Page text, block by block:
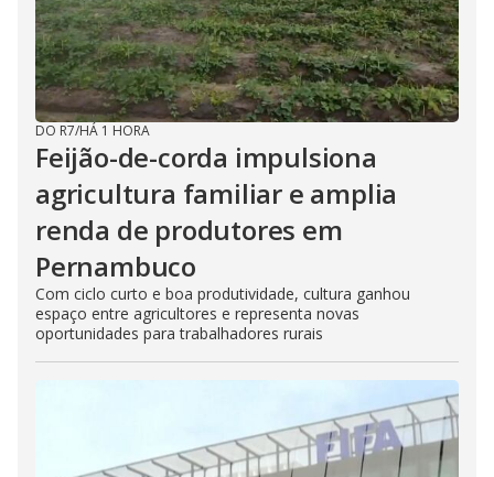
DO R7/HÁ 1 HORA
Feijão-de-corda impulsiona
agricultura familiar e amplia
renda de produtores em
Pernambuco
Com ciclo curto e boa produtividade, cultura ganhou
espaço entre agricultores e representa novas
oportunidades para trabalhadores rurais